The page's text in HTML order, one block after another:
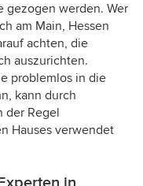
gezogen werden. Wer
am Main, Hessen
achten, die
auszurichten.
problemlos in die
kann durch
der Regel
Hauses verwendet